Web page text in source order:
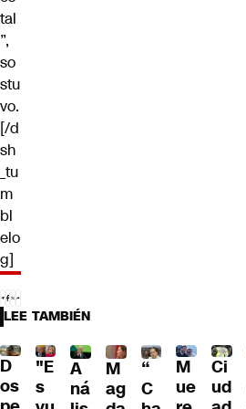
tal
”,
so
stu
vo.
[/d
sh
_tu
m
bl
elo
g]
LEE TAMBIÉN
D
os
"E
s
A
ná
M
ag
“
C
M
ue
Ci
ud